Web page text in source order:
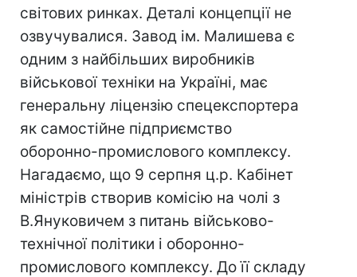
світових ринках. Деталі концепції не
озвучувалися. Завод ім. Малишева є
одним з найбільших виробників
військової техніки на Україні, має
генеральну ліцензію спецекспортера
як самостійне підприємство
оборонно-промислового комплексу.
Нагадаємо, що 9 серпня ц.р. Кабінет
міністрів створив комісію на чолі з
В.Януковичем з питань військово-
технічної політики і оборонно-
промислового комплексу. До її складу